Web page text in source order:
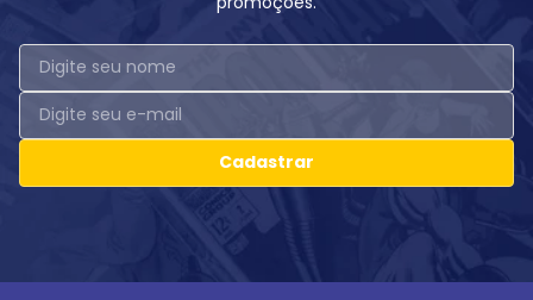
Cadastrar